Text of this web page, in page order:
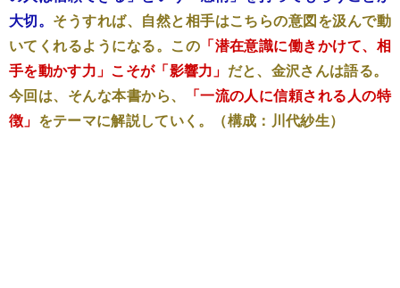
大切。 そうすれば、自然と相手はこちらの意図を汲んで動
いてくれるようになる。この 「潜在意識に働きかけて、相
手を動かす力」こそが「影響力」 だと、金沢さんは語る。
今回は、そんな本書から、
「一流の人に信頼される人の特
徴」 をテーマに解説していく。（構成：川代紗生）